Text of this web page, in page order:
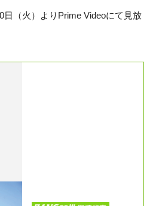
日（火）よりPrime Videoにて見放